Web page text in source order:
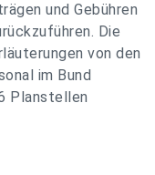
und Gebühren
Die
von den
im Bund
Planstellen